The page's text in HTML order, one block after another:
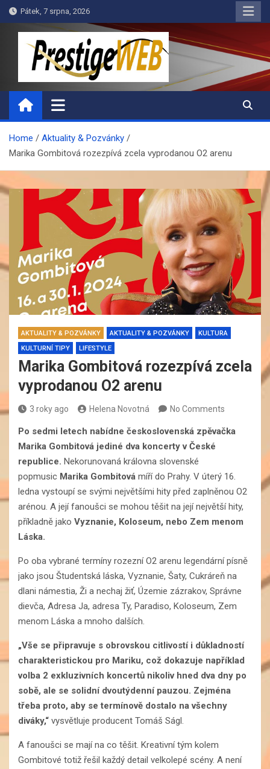
Skip
to
Pátek, 7 srpna, 2026
PrestigeWEB
Home
Aktuality & Pozvánky
Marika Gombitová rozezpívá zcela vyprodanou O2 arenu
AKTUALITY & POZVÁNKY AKTUALITY & POZVÁNKY
KULTURA
KULTURNÍ TIPY
LIFESTYLE
Marika Gombitová rozezpívá zcela
vyprodanou O2 arenu
3 roky ago Helena Novotná No Comments
Po sedmi letech nabídne československá zpěvačka
Marika Gombitová jediné dva koncerty v České
republice. Nekorunovaná královna slovenské
popmusic Marika Gombitová míří do Prahy. V úterý 16.
ledna vystoupí se svými největšími hity před zaplněnou O2
arénou. A její fanoušci se mohou těšit na její největší hity,
příkladně jako Vyznanie, Koloseum, nebo Zem menom
Láska.
Po oba vybrané termíny rozezní O2 arenu legendární písně
jako jsou Študentská láska, Vyznanie, Šaty, Cukráreň na
dlani námestia, Ži a nechaj žiť, Územie zázrakov, Správne
dievča, Adresa Ja, adresa Ty, Paradiso, Koloseum, Zem
menom Láska a mnoho dalších.
„Vše se připravuje s obrovskou citlivostí i důkladností
charakteristickou pro Mariku, což dokazuje například
volba 2 exkluzivních koncertů nikoliv hned dva dny po
sobě, ale se solidní dvoutýdenní pauzou. Zejména
třeba proto, aby se termínově dostalo na všechny
diváky,“ vysvětluje producent Tomáš Ságl.
A fanoušci se mají na co těšit. Kreativní tým kolem
Gombitové totiž řešil každý detail velkolepé scény. A není